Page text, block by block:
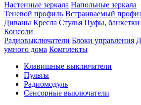
Настенные зеркала Напольные зеркала
Теневой профиль Встраиваемый
Диваны Кресла Стулья Пуфы, банкетки
Консоли
Радиовыключатели Блоки управления
умного дома Комплекты
Клавишные выключатели
Пульты
Радиомодуль
Сенсорные выключатели